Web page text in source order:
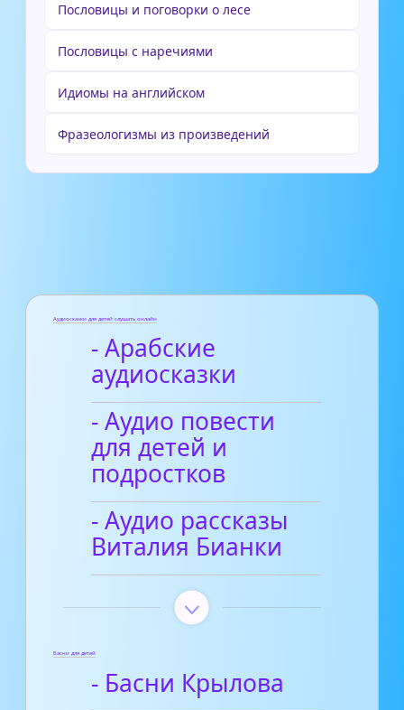
Пословицы и поговорки о лесе
Пословицы с наречиями
Идиомы на английском
Фразеологизмы из произведений
Аудиосказки для детей слушать онлайн
- Арабские
аудиосказки
- Аудио повести
для детей и
подростков
- Аудио рассказы
Виталия Бианки
Басни для детей
- Басни Крылова